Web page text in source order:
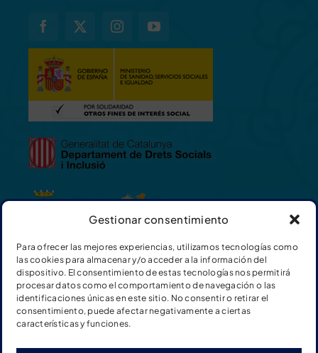
Gestionar consentimiento
Para ofrecer las mejores experiencias, utilizamos tecnologías como
las cookies para almacenar y/o acceder a la información del
dispositivo. El consentimiento de estas tecnologías nos permitirá
procesar datos como el comportamiento de navegación o las
identificaciones únicas en este sitio. No consentir o retirar el
consentimiento, puede afectar negativamente a ciertas
características y funciones.